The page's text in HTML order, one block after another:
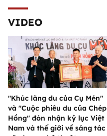
VIDEO
"Khúc lãng du của Cụ Mén"
và "Cuộc phiêu du của Chép
Hồng" đón nhận kỷ lục Việt
Nam và thế giới về sáng tác